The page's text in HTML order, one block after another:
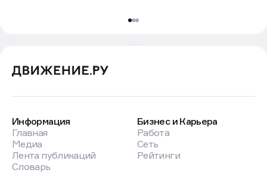
Информация
Главная
Медиа
Лента публикаций
Словарь
Бизнес и Карьера
Работа
Сеть
Рейтинги